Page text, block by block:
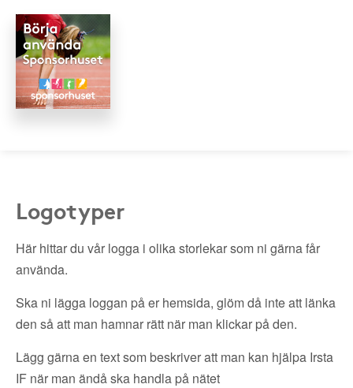
Logotyper
Här hittar du vår logga i olika storlekar som ni gärna får
använda.
Ska ni lägga loggan på er hemsida, glöm då inte att länka
den så att man hamnar rätt när man klickar på den.
Lägg gärna en text som beskriver att man kan hjälpa Irsta
IF när man ändå ska handla på nätet